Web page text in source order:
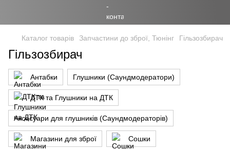
Каталог товарів Запчастини до зброї, Тюнінг Гільзозбирач
Гільзозбирач
Антабки Глушники (Саундмодератори)
ДТК та Глушники на ДТК
Аксесуари для глушників (Саундмодераторів)
Магазини для зброї Сошки